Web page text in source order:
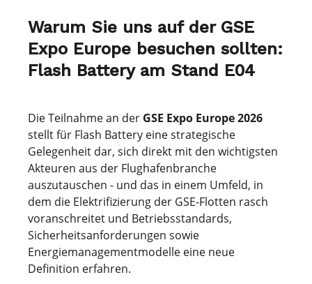
Warum Sie uns auf der GSE
Expo Europe besuchen sollten:
Flash Battery am Stand E04
Die Teilnahme an der GSE Expo Europe 2026
stellt für Flash Battery eine strategische
Gelegenheit dar, sich direkt mit den wichtigsten
Akteuren aus der Flughafenbranche
auszutauschen - und das in einem Umfeld, in
dem die Elektrifizierung der GSE-Flotten rasch
voranschreitet und Betriebsstandards,
Sicherheitsanforderungen sowie
Energiemanagementmodelle eine neue
Definition erfahren.